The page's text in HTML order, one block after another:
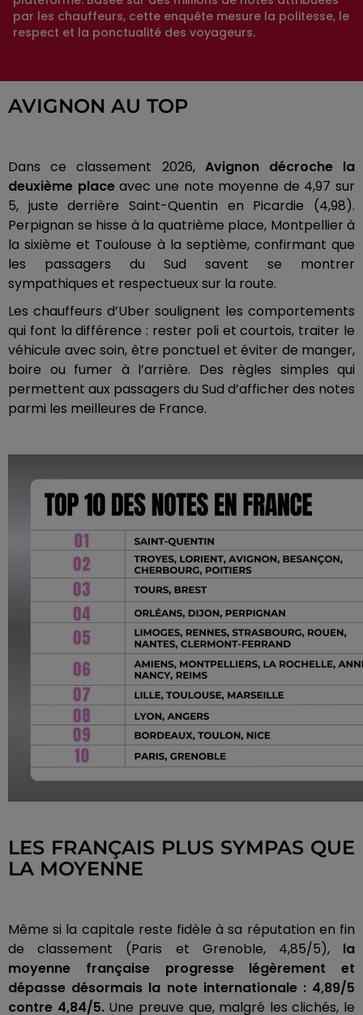
par les chauffeurs, cette enquête mesure la politesse, le
respect et la ponctualité des voyageurs.
AVIGNON AU TOP
Dans ce classement 2026, Avignon décroche la
deuxième placeavec une note moyenne de 4,97 sur
5, juste derrière Saint-Quentin en Picardie (4,98).
Perpignan se hisse à la quatrième place, Montpellier à
la sixième et Toulouse à la septième, confirmant que
les passagers du Sud savent se montrer
sympathiques et respectueux sur la route.
Les chauffeurs d’Uber soulignent les comportements
qui font la différence : rester poli et courtois, traiter le
véhicule avec soin, être ponctuel et éviter de manger,
boire ou fumer à l’arrière. Des règles simples qui
permettent aux passagers du Sud d’afficher des notes
parmi les meilleures de France.
LES FRANÇAIS PLUS SYMPAS QUE
LA MOYENNE
Même si la capitale reste fidèle à sa réputation en fin
de classement (Paris et Grenoble, 4,85/5), la
moyenne française progresse légèrement et
dépasse désormais la note internationale : 4,89/5
contre 4,84/5. Une preuve que, malgré les clichés, le